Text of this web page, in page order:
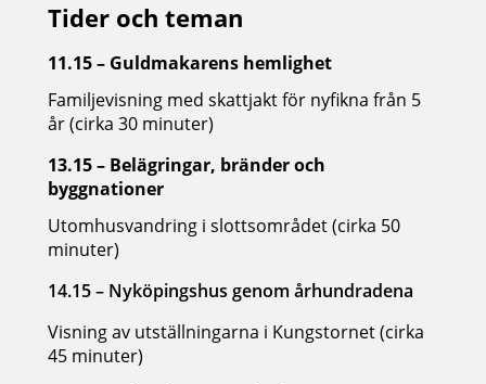
Tider och teman
11.15 – Guldmakarens hemlighet
Familjevisning med skattjakt för nyfikna från 5
år (cirka 30 minuter)
13.15 – Belägringar, bränder och
byggnationer
Utomhusvandring i slottsområdet (cirka 50
minuter)
14.15 – Nyköpingshus genom århundradena
Visning av utställningarna i Kungstornet (cirka
45 minuter)